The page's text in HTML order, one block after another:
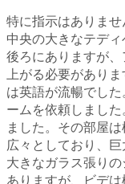
特に指示はありま
中央の大きなテデ
後ろにありますが
上がる必要があり
は英語が流暢でし
ームを依頼しまし
ました。その部屋
広々としており、
大きなガラス張り
ありますが、ビデ